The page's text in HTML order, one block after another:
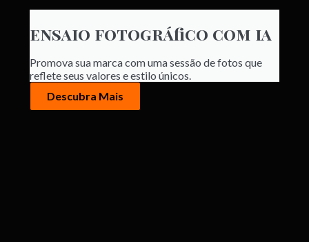
ensaio fotográfico com ia
Promova sua marca com uma sessão de fotos que
reflete seus valores e estilo únicos.
Descubra Mais